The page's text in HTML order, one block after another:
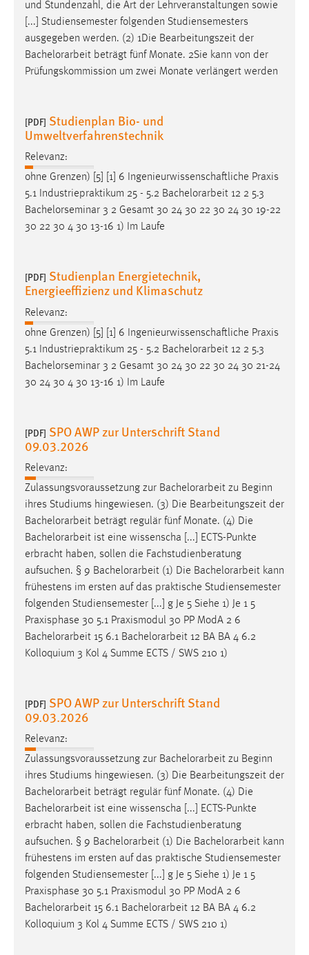
und Stundenzahl, die Art der Lehrveranstaltungen sowie
[...] Studiensemester folgenden Studiensemesters
ausgegeben werden. (2) 1Die Bearbeitungszeit der
Bachelorarbeit beträgt fünf Monate. 2Sie kann von der
Prüfungskommission um zwei Monate verlängert werden
[PDF] Studienplan Bio- und
Umweltverfahrenstechnik
Relevanz:
ohne Grenzen) [5] [1] 6 Ingenieurwissenschaftliche Praxis
5.1 Industriepraktikum 25 - 5.2 Bachelorarbeit 12 2 5.3
Bachelorseminar 3 2 Gesamt 30 24 30 22 30 24 30 19-22
30 22 30 4 30 13-16 1) Im Laufe
[PDF] Studienplan Energietechnik,
Energieeffizienz und Klimaschutz
Relevanz:
ohne Grenzen) [5] [1] 6 Ingenieurwissenschaftliche Praxis
5.1 Industriepraktikum 25 - 5.2 Bachelorarbeit 12 2 5.3
Bachelorseminar 3 2 Gesamt 30 24 30 22 30 24 30 21-24
30 24 30 4 30 13-16 1) Im Laufe
[PDF] SPO AWP zur Unterschrift Stand
09.03.2026
Relevanz:
Zulassungsvoraussetzung zur Bachelorarbeit zu Beginn
ihres Studiums hingewiesen. (3) Die Bearbeitungszeit der
Bachelorarbeit beträgt regulär fünf Monate. (4) Die
Bachelorarbeit ist eine wissenscha [...] ECTS-Punkte
erbracht haben, sollen die Fachstudienberatung
aufsuchen. § 9 Bachelorarbeit (1) Die Bachelorarbeit kann
frühestens im ersten auf das praktische Studiensemester
folgenden Studiensemester [...] g Je 5 Siehe 1) Je 1 5
Praxisphase 30 5.1 Praxismodul 30 PP ModA 2 6
Bachelorarbeit 15 6.1 Bachelorarbeit 12 BA BA 4 6.2
Kolloquium 3 Kol 4 Summe ECTS / SWS 210 1)
[PDF] SPO AWP zur Unterschrift Stand
09.03.2026
Relevanz:
Zulassungsvoraussetzung zur Bachelorarbeit zu Beginn
ihres Studiums hingewiesen. (3) Die Bearbeitungszeit der
Bachelorarbeit beträgt regulär fünf Monate. (4) Die
Bachelorarbeit ist eine wissenscha [...] ECTS-Punkte
erbracht haben, sollen die Fachstudienberatung
aufsuchen. § 9 Bachelorarbeit (1) Die Bachelorarbeit kann
frühestens im ersten auf das praktische Studiensemester
folgenden Studiensemester [...] g Je 5 Siehe 1) Je 1 5
Praxisphase 30 5.1 Praxismodul 30 PP ModA 2 6
Bachelorarbeit 15 6.1 Bachelorarbeit 12 BA BA 4 6.2
Kolloquium 3 Kol 4 Summe ECTS / SWS 210 1)